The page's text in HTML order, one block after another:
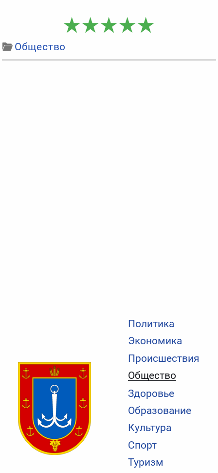
Политика
Экономика
Происшествия
Общество
Здоровье
Образование
Культура
Спорт
Туризм
Общество